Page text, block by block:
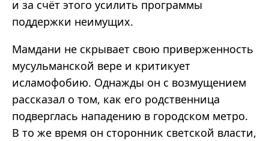
и за счёт этого усилить программы
поддержки неимущих.
Мамдани не скрывает свою приверженность
мусульманской вере и критикует
исламофобию. Однажды он с возмущением
рассказал о том, как его родственница
подверглась нападению в городском метро.
В то же время он сторонник светской власти,